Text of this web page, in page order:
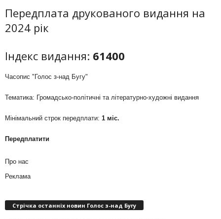
Передплата друкованого видання на
2024 рік
Індекс видання: 61400
Часопис "Голос з-над Бугу"
Тематика: Громадсько-політичні та літературно-художні видання
Мінімальний строк передплати: 1 міс.
Передплатити
Про нас
Реклама
Стрічка останніх новин Голос з-над Бугу